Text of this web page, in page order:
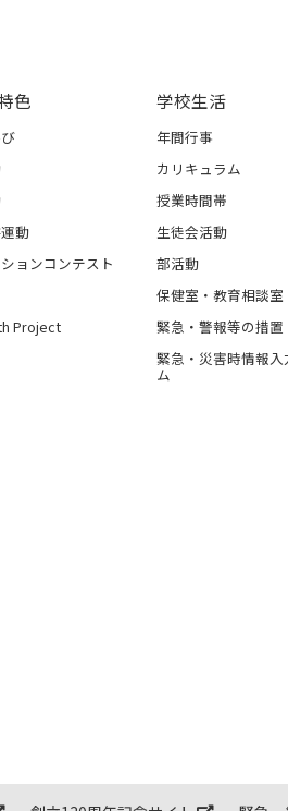
色
動
ョンコンテスト
Project
学校生活
年間行事
カリキュラム
授業時間帯
生徒会活動
部活動
保健室・教育相談室
緊急・警報等の措置
緊急・災害時情報入
ム